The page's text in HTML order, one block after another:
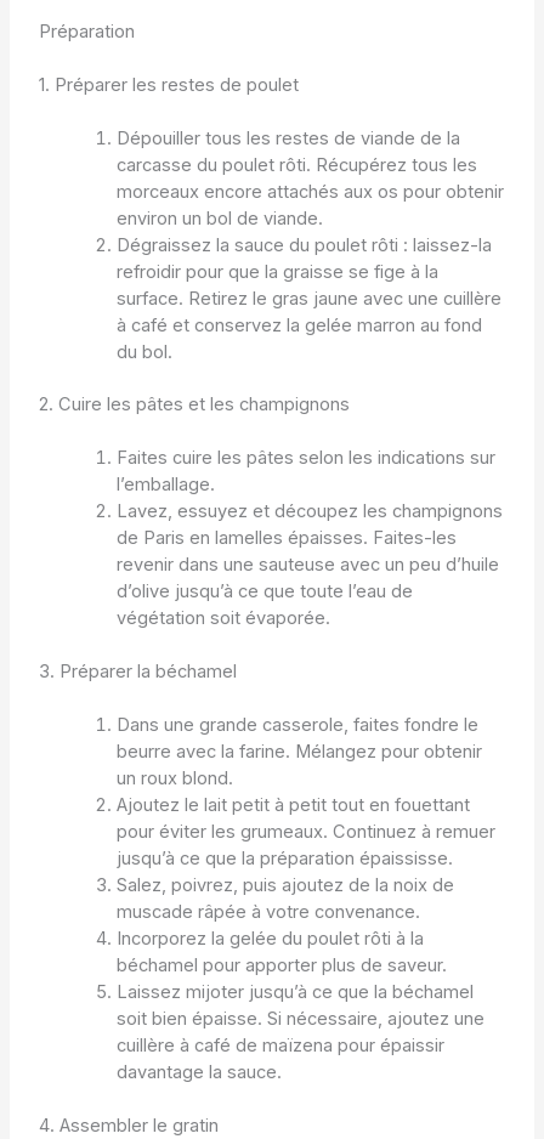
Préparation
1. Préparer les restes de poulet
Dépouiller tous les restes de viande de la
carcasse du poulet rôti. Récupérez tous les
morceaux encore attachés aux os pour obtenir
environ un bol de viande.
Dégraissez la sauce du poulet rôti : laissez-la
refroidir pour que la graisse se fige à la
surface. Retirez le gras jaune avec une cuillère
à café et conservez la gelée marron au fond
du bol.
2. Cuire les pâtes et les champignons
Faites cuire les pâtes selon les indications sur
l’emballage.
Lavez, essuyez et découpez les champignons
de Paris en lamelles épaisses. Faites-les
revenir dans une sauteuse avec un peu d’huile
d’olive jusqu’à ce que toute l’eau de
végétation soit évaporée.
3. Préparer la béchamel
Dans une grande casserole, faites fondre le
beurre avec la farine. Mélangez pour obtenir
un roux blond.
Ajoutez le lait petit à petit tout en fouettant
pour éviter les grumeaux. Continuez à remuer
jusqu’à ce que la préparation épaississe.
Salez, poivrez, puis ajoutez de la noix de
muscade râpée à votre convenance.
Incorporez la gelée du poulet rôti à la
béchamel pour apporter plus de saveur.
Laissez mijoter jusqu’à ce que la béchamel
soit bien épaisse. Si nécessaire, ajoutez une
cuillère à café de maïzena pour épaissir
davantage la sauce.
4. Assembler le gratin